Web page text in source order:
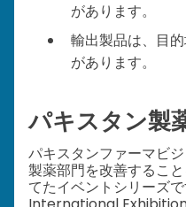
があります。
輸出製品は、目
があります。
パキスタン製
パキスタンファーマビ
製薬部門を改善するこ
てたイベントシリーズ